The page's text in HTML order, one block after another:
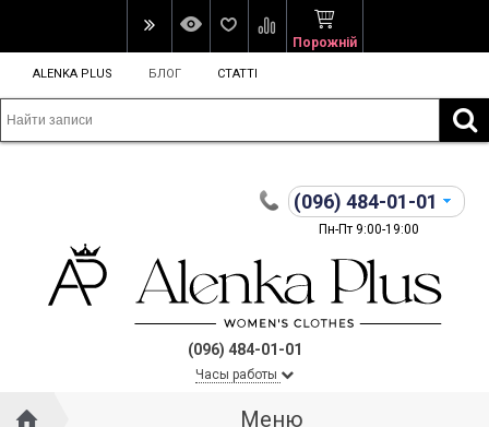
Порожній
ALENKA PLUS БЛОГ СТАТТІ
(096) 484-01-01
Пн-Пт 9:00-19:00
(096) 484-01-01
Часы работы
Меню